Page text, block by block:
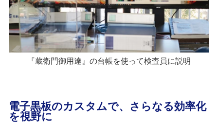
『蔵衛門御用達』の台帳を使って検査員に説明
電子黒板のカスタムで、さらなる効率化
を視野に